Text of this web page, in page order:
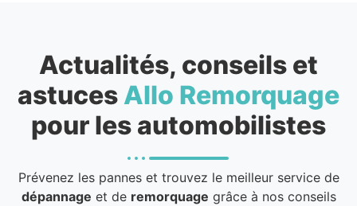
Actualités, conseils et
astuces Allo Remorquage
pour les automobilistes
Prévenez les pannes et trouvez le meilleur service de
dépannage et de remorquage grâce à nos conseils